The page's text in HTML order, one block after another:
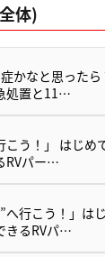
体)
かなと思ったら
処置と11…
こう！」 はじめ
RVパー…
へ行こう！」は
きるRVパ…